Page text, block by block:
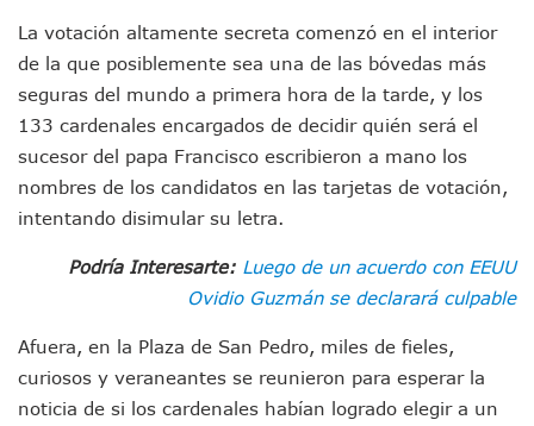
Regresa A Puerto Vallarta La Premiación Nacional De La
Oleaje Y Riesgo Por Cocodrilos Mantienen Restricciones
“Kato” Supera El Abandono Y Comienza Una Nueva Vida
México Necesitaba 600 Mil Empleos; Solo Generó 262 Mil
Poderoso Terremoto Destruye Edificios Y Puentes En
Munguía Es El Sexto Mejor Alcalde De Jalisco, Según
Avenida Federación En Puerto Vallarta Registra 80% De
Mercado Vallarta Incluye Reúne A Emprendedores
Morenistas Imparten Taller En Puerto Vallarta
CEDHJ Señala Violaciones A Derechos De Víctima De
Ayutla Bajo Investigación Tras Reporte De Posible
Maleza Crece En Camellones De La Principal Avenida
La votación altamente secreta comenzó en el interior
de la que posiblemente sea una de las bóvedas más
seguras del mundo a primera hora de la tarde, y los
133 cardenales encargados de decidir quién será el
sucesor del papa Francisco escribieron a mano los
nombres de los candidatos en las tarjetas de votación,
intentando disimular su letra.
Podría Interesarte: Luego de un acuerdo con EEUU
Ovidio Guzmán se declarará culpable
Afuera, en la Plaza de San Pedro, miles de fieles,
curiosos y veraneantes se reunieron para esperar la
noticia de si los cardenales habían logrado elegir a un